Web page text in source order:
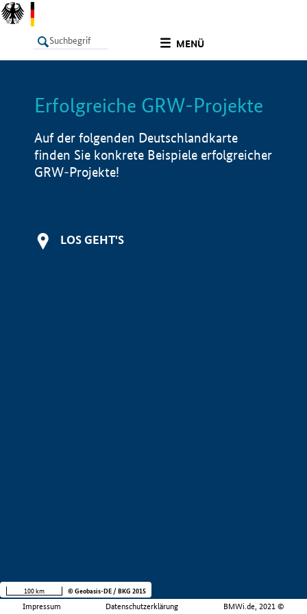
MENÜ
LISTE Info
Erfolgreiche GRW-Projekte
Auf der folgenden Deutschlandkarte
finden Sie konkrete Beispiele erfolgreicher
GRW-Projekte!
LOS GEHT'S
Impressum Datenschutzerklärung BMWi.de, 2021 ©
100 km © Geobasis-DE / BKG 2015